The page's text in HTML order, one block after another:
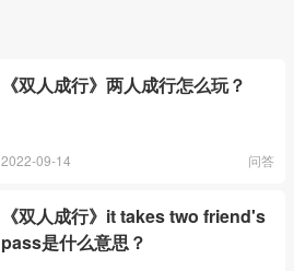
《双人成行》两人成行怎么玩？
2022-09-14 问答
《双人成行》it takes two friend's
pass是什么意思？